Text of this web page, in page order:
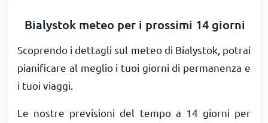
Bialystok meteo per i prossimi 14 giorni
Scoprendo i dettagli sul meteo di Bialystok, potrai
pianificare al meglio i tuoi giorni di permanenza e
i tuoi viaggi.
Le nostre previsioni del tempo a 14 giorni per